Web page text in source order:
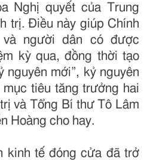
Nghị quyết của Trung
trị. Điều này giúp Chính
và người dân có được
kỳ qua, đồng thời tạo
nguyên mới”, kỷ nguyên
tiêu tăng trưởng hai
và Tổng Bí thư Tô Lâm
Hoàng cho hay.
kinh tế đóng cửa đã trở